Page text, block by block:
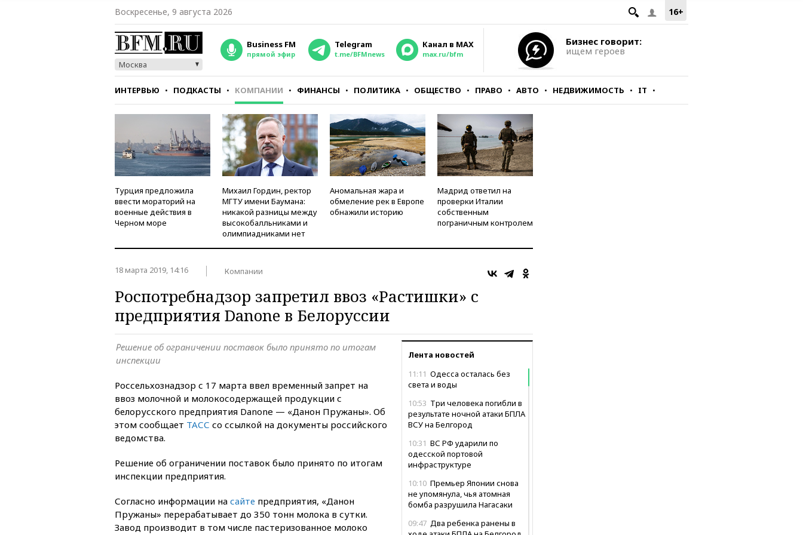
16+
Воскресенье, 9 августа 2026
Москва
Business FM
прямой эфир
Telegram
t.me/BFMnews
Канал в MAX
max.ru/bfm
Бизнес говорит:
ищем героев
ИНТЕРВЬЮ ПОДКАСТЫ КОМПАНИИ ФИНАНСЫ ПОЛИТИКА ОБЩЕСТВО ПРАВО АВТО НЕДВИЖИМОСТЬ IT
СТИЛЬ ТЕСТЫ
Турция предложила
ввести мораторий на
военные действия в
Черном море
Михаил Гордин, ректор
МГТУ имени Баумана:
никакой разницы между
высокобалльниками и
олимпиадниками нет
Аномальная жара и
обмеление рек в Европе
обнажили историю
Мадрид ответил на
проверки Италии
собственным
пограничным контролем
18 марта 2019, 14:16 Компании
Роспотребнадзор запретил ввоз «Растишки» с
предприятия Danone в Белоруссии
Лента новостей
11:11 Одесса осталась без
света и воды
10:53 Три человека погибли в
результате ночной атаки БПЛА
ВСУ на Белгород
10:31 ВС РФ ударили по
одесской портовой
инфраструктуре
10:10 Премьер Японии снова
не упомянула, чья атомная
бомба разрушила Нагасаки
09:47 Два ребенка ранены в
Решение об ограничении поставок было принято по итогам
инспекции
Россельхознадзор с 17 марта ввел временный запрет на
ввоз молочной и молокосодержащей продукции с
белорусского предприятия Danone — «Данон Пружаны». Об
этом сообщает ТАСС со ссылкой на документы российского
ведомства.
Решение об ограничении поставок было принято по итогам
инспекции предприятия.
Согласно информации на сайте предприятия, «Данон
Пружаны» перерабатывает до 350 тонн молока в сутки.
Завод производит в том числе пастеризованное молоко